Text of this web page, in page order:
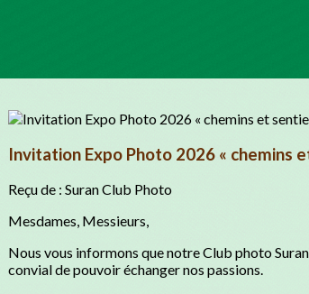
Invitation Expo Photo 2026 « chemins
Reçu de : Suran Club Photo
Mesdames, Messieurs,
Nous vous informons que notre Club photo
convial de pouvoir échanger nos passions.